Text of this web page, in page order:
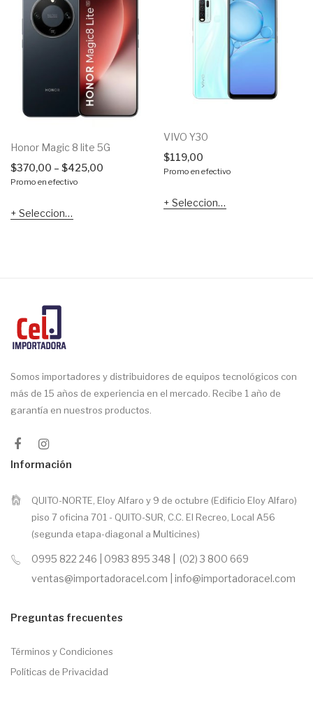
Honor Magic 8 lite 5G
$370,00 – $425,00
Promo en efectivo
Seleccionar opciones
VIVO Y30
$119,00
Promo en efectivo
Seleccionar opciones
Somos importadores y distribuidores de equipos tecnológicos con
más de 15 años de experiencia en el mercado. Recibe 1 año de
garantía en nuestros productos.
Información
QUITO-NORTE, Eloy Alfaro y 9 de octubre (Edificio Eloy Alfaro)
piso 7 oficina 701 - QUITO-SUR, C.C. El Recreo, Local A56
(segunda etapa-diagonal a Multicines)
0995 822 246 | 0983 895 348 | (02) 3 800 669
ventas@importadoracel.com | info@importadoracel.com
Preguntas frecuentes
Términos y Condiciones
Políticas de Privacidad